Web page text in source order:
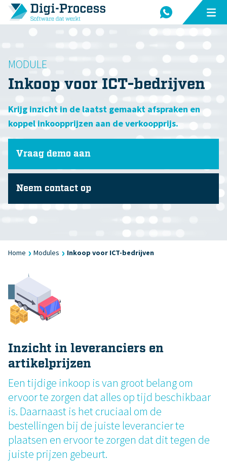
MODULE
Inkoop voor ICT-bedrijven
Krijg inzicht in de laatst gemaakt afspraken en
koppel inkoopprijzen aan de verkoopprijs.
Vraag demo aan
Neem contact op
Home › Modules › Inkoop voor ICT-bedrijven
Inzicht in leveranciers en
artikelprijzen
Een tijdige inkoop is van groot belang om
ervoor te zorgen dat alles op tijd beschikbaar
is. Daarnaast is het cruciaal om de
bestellingen bij de juiste leverancier te
plaatsen en ervoor te zorgen dat dit tegen de
juiste prijzen gebeurt.